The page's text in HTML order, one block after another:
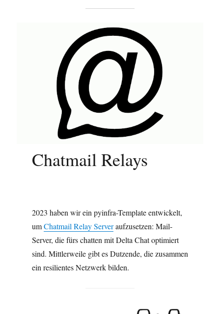
Chatmail Relays
2023 haben wir ein pyinfra-Template entwickelt,
umChatmail Relay Serveraufzusetzen: Mail-
Server, die fürs chatten mit Delta Chat optimiert
sind. Mittlerweile gibt es Dutzende, die zusammen
ein resilientes Netzwerk bilden.